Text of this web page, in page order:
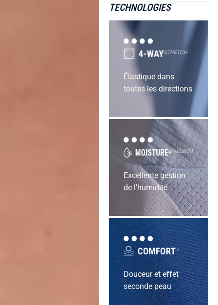
TECHNOLOGIES
Élastique dans
toutes les directions
Excellente gestion
de l’humidité
Douceur et effet
seconde peau